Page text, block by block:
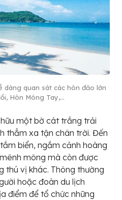
dàng quan sát các hòn đảo lớn
Hòn Móng Tay,…
một bờ cát trắng trải
thẳm xa tận chân trời. Đến
biển, ngắm cảnh hoàng
mông mà còn được
thú vị khác. Thông thường
hoặc đoàn du lịch
điểm để tổ chức những